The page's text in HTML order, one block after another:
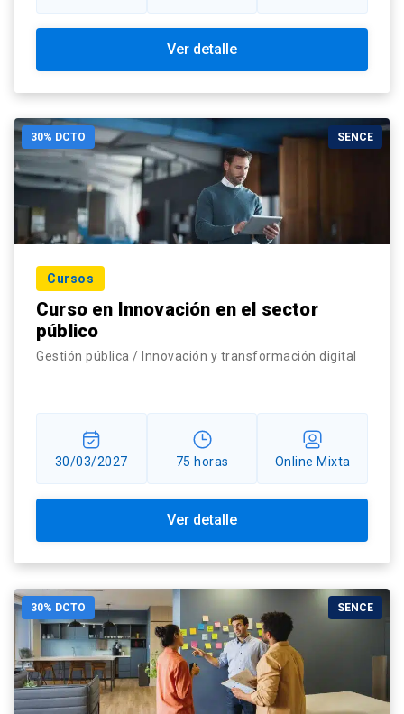
Ver detalle
30% DCTO SENCE
Cursos
Curso en Innovación en el sector
público
Gestión pública / Innovación y transformación digital
30/03/2027 75 horas Online Mixta
Ver detalle
30% DCTO SENCE